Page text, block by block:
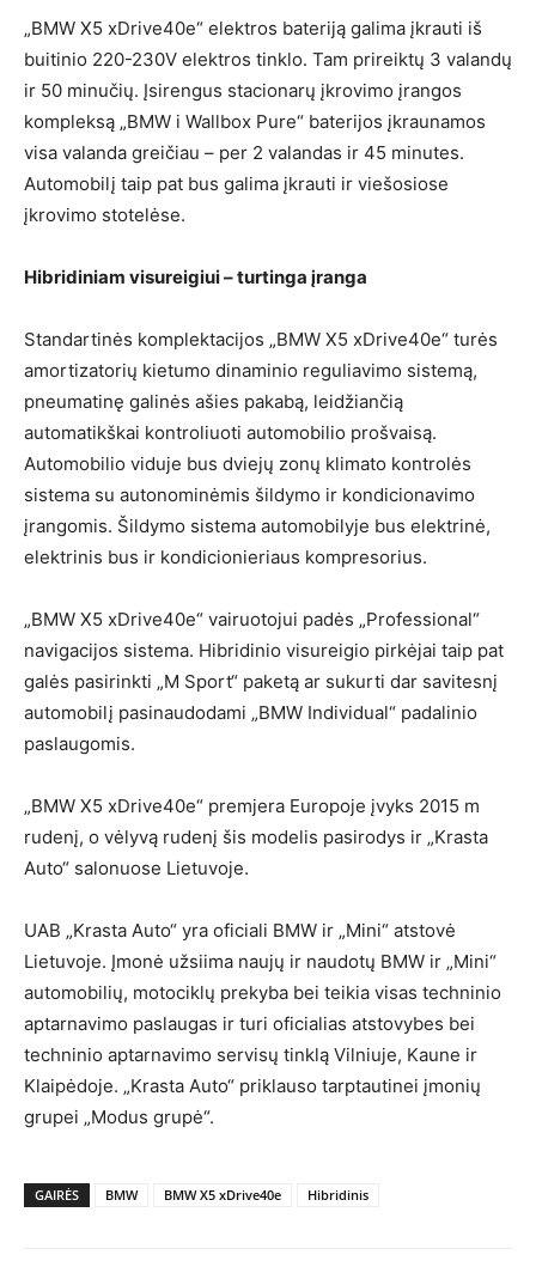
„BMW X5 xDrive40e“ elektros bateriją galima įkrauti iš
buitinio 220-230V elektros tinklo. Tam prireiktų 3 valandų
ir 50 minučių. Įsirengus stacionarų įkrovimo įrangos
kompleksą „BMW i Wallbox Pure“ baterijos įkraunamos
visa valanda greičiau – per 2 valandas ir 45 minutes.
Automobilį taip pat bus galima įkrauti ir viešosiose
įkrovimo stotelėse.
Hibridiniam visureigiui – turtinga įranga
Standartinės komplektacijos „BMW X5 xDrive40e“ turės
amortizatorių kietumo dinaminio reguliavimo sistemą,
pneumatinę galinės ašies pakabą, leidžiančią
automatikškai kontroliuoti automobilio prošvaisą.
Automobilio viduje bus dviejų zonų klimato kontrolės
sistema su autonominėmis šildymo ir kondicionavimo
įrangomis. Šildymo sistema automobilyje bus elektrinė,
elektrinis bus ir kondicionieriaus kompresorius.
„BMW X5 xDrive40e“ vairuotojui padės „Professional“
navigacijos sistema. Hibridinio visureigio pirkėjai taip pat
galės pasirinkti „M Sport“ paketą ar sukurti dar savitesnį
automobilį pasinaudodami „BMW Individual“ padalinio
paslaugomis.
„BMW X5 xDrive40e“ premjera Europoje įvyks 2015 m
rudenį, o vėlyvą rudenį šis modelis pasirodys ir „Krasta
Auto“ salonuose Lietuvoje.
UAB „Krasta Auto“ yra oficiali BMW ir „Mini“ atstovė
Lietuvoje. Įmonė užsiima naujų ir naudotų BMW ir „Mini“
automobilių, motociklų prekyba bei teikia visas techninio
aptarnavimo paslaugas ir turi oficialias atstovybes bei
techninio aptarnavimo servisų tinklą Vilniuje, Kaune ir
Klaipėdoje. „Krasta Auto“ priklauso tarptautinei įmonių
grupei „Modus grupė“.
GAIRĖS BMW BMW X5 xDrive40e Hibridinis